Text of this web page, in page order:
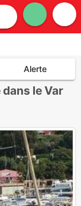
Alerte
le Var